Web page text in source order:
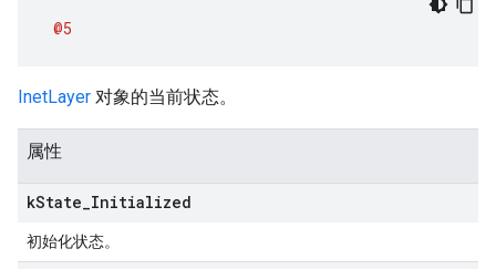
@5
InetLayer 对象的当前状态。
属性
kState Initialized
初始化状态。